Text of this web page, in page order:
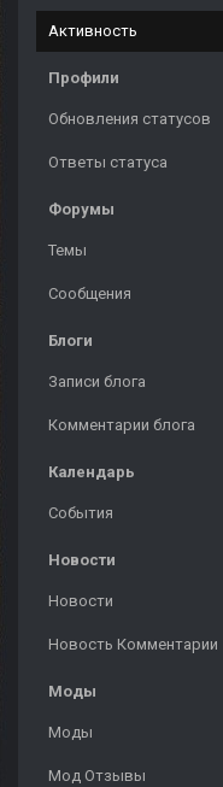
Активность
Профили
Обновления статусов
Ответы статуса
Форумы
Темы
Сообщения
Блоги
Записи блога
Комментарии блога
Календарь
События
Новости
Новости
Новость Комментарии
Моды
Моды
Мод Отзывы